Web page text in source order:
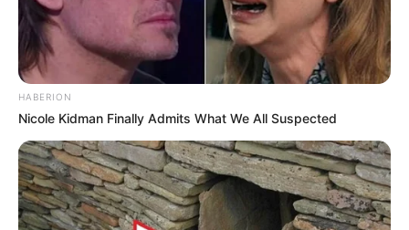
Anti Mainstream, 10 Cara
Membawa Barang Belanjaan
Versi Warga Thailand
HABERION
Nicole Kidman Finally Admits What We All Suspected